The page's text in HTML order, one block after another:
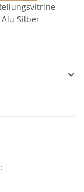
Silber